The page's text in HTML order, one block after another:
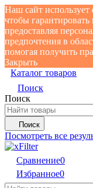
Наш сайт
чтобы гарантировать
предоставляя
предпочтения в
помогая получить
Закрыть
Каталог товаров
Поиск
Поиск
Поиск
Посмотреть все
Сравнение0
Избранное0